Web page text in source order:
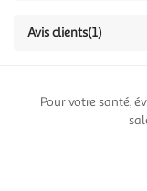
Avis clients(1)
Pour votre santé,